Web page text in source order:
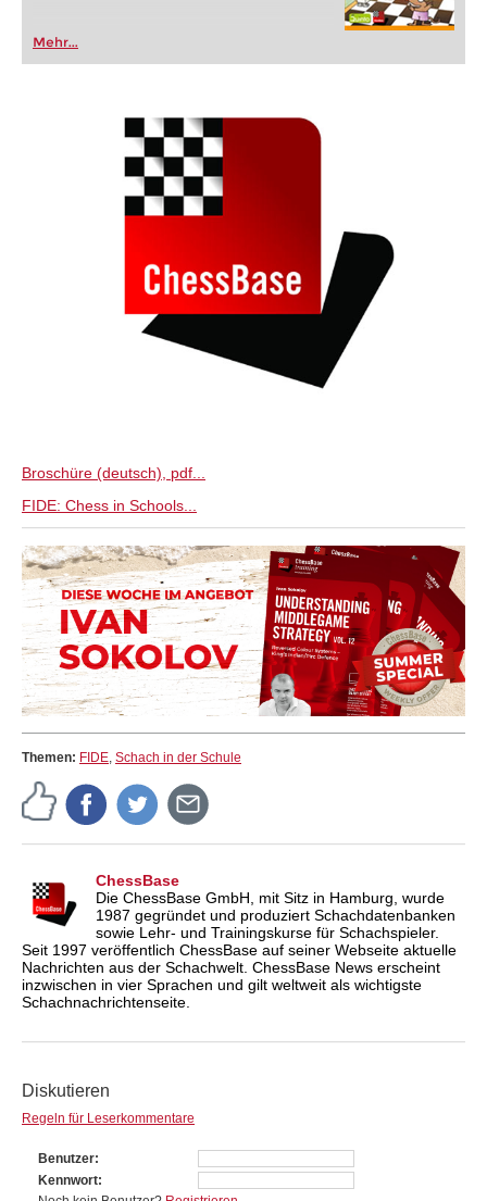
Mehr...
Broschüre (deutsch), pdf...
FIDE: Chess in Schools...
Themen: FIDE, Schach in der Schule
ChessBase
Die ChessBase GmbH, mit Sitz in Hamburg, wurde
1987 gegründet und produziert Schachdatenbanken
sowie Lehr- und Trainingskurse für Schachspieler.
Seit 1997 veröffentlich ChessBase auf seiner Webseite aktuelle
Nachrichten aus der Schachwelt. ChessBase News erscheint
inzwischen in vier Sprachen und gilt weltweit als wichtigste
Schachnachrichtenseite.
Diskutieren
Regeln für Leserkommentare
Benutzer
Kennwort